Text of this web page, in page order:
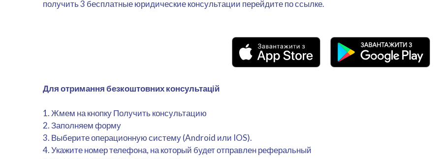
получить 3 бесплатные юридические консультации перейдите по ссылке.
Для отримання безкоштовних консультацій
1. Жмем на кнопку Получить консультацию
2. Заполняем форму
3. Выберите операционную систему (Android или IOS).
4. Укажите номер телефона, на который будет отправлен реферальный